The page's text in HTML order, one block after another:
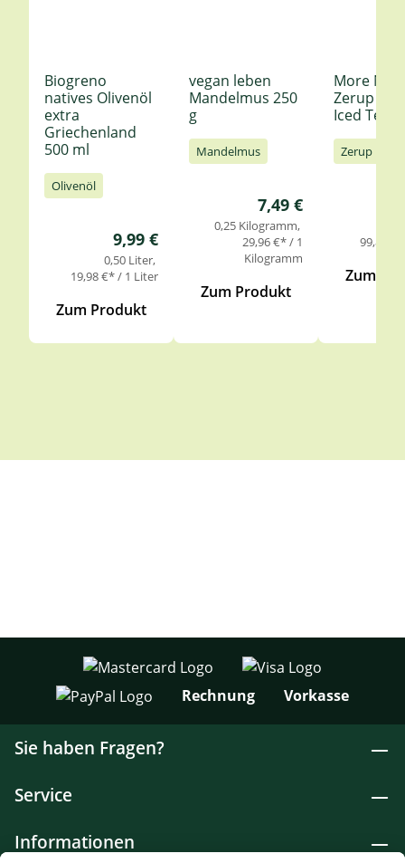
Biogreno
natives Olivenöl
extra
Griechenland
500 ml
Olivenöl
Regulärer Preis:
9,99 €
0,50 Liter
19,98 €* / 1 Liter
Zum Produkt
vegan leben
Mandelmus 250
g
Mandelmus
Regulärer Preis:
7,49 €
0,25 Kilogramm
29,96 €* / 1
Kilogramm
Zum Produkt
More
Zerup
Iced Tea
Zerup
99,85
Zum
Rechnung Vorkasse
Sie haben Fragen?
Service
Informationen